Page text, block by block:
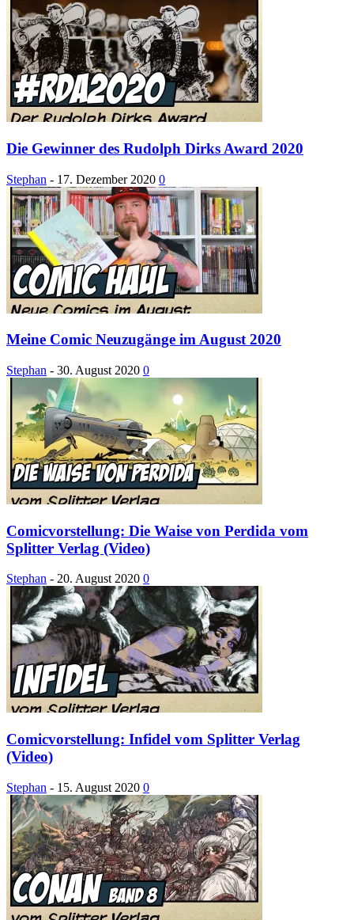
Die Gewinner des Rudolph Dirks Award 2020
Stephan - 17. Dezember 2020 0
Meine Comic Neuzugänge im August 2020
Stephan - 30. August 2020 0
Comicvorstellung: Die Waise von Perdida vom
Splitter Verlag (Video)
Stephan - 20. August 2020 0
Comicvorstellung: Infidel vom Splitter Verlag
(Video)
Stephan - 15. August 2020 0